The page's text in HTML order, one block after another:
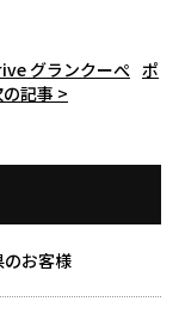
グランクーぺ ポ
記事 >
お客様